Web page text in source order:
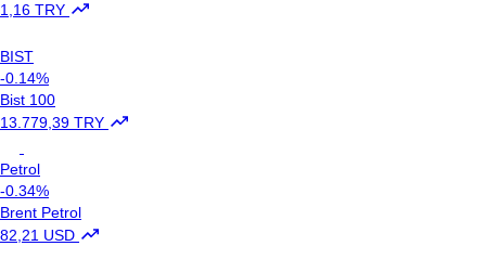
1,16 TRY
BIST
-0.14%
Bist 100
13.779,39 TRY
Petrol
-0.34%
Brent Petrol
82,21 USD